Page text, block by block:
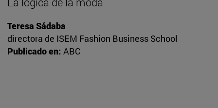
Teresa Sádaba
directora de ISEM Fashion Business School
Publicado en: ABC